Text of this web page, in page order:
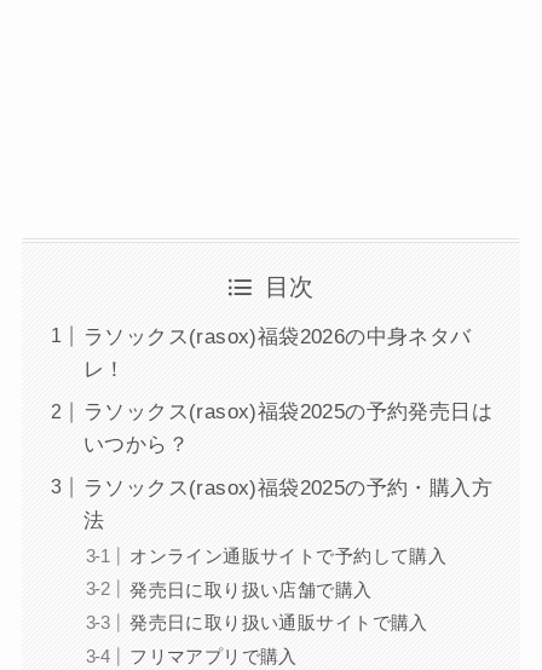
目次
ラソックス(rasox)福袋2026の中身ネタバ
レ！
ラソックス(rasox)福袋2025の予約発売日は
いつから？
ラソックス(rasox)福袋2025の予約・購入方
法
オンライン通販サイトで予約して購入
発売日に取り扱い店舗で購入
発売日に取り扱い通販サイトで購入
フリマアプリで購入